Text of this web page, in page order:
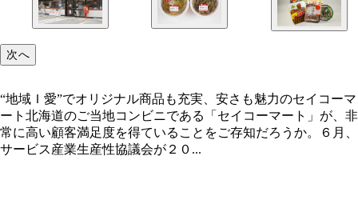
次へ
“地域Ｉ愛”でオリジナル商品も充実、安さも魅力のセイコーマ
ート北海道のご当地コンビニである「セイコーマート」が、非
常に高い顧客満足度を得ていることをご存知だろうか。６月、
サービス産業生産性協議会が２０...